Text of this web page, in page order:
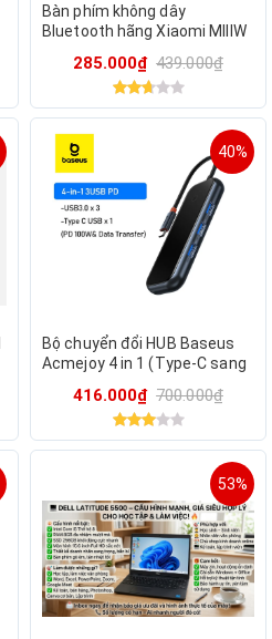
Bàn phím không dây
Bluetooth hãng Xiaomi MIIIW
Hồng285.000₫ 439.000₫
40%
Bộ chuyển đổi HUB Baseus
Acmejoy 4 in 1 (Type-C sang
416.000₫ 700.000₫
53%